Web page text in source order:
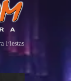
Fiestas